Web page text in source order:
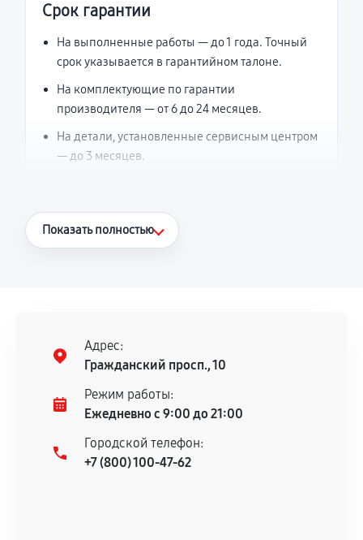
Срок гарантии
На выполненные работы — до 1 года. Точный
срок указывается в гарантийном талоне.
На комплектующие по гарантии
производителя — от 6 до 24 месяцев.
На детали, установленные сервисным центром
— до 3 месяцев.
Что считается гарантийным случаем
нормальной эксплуатации в течение
гарантийного срока.
Несоответствие комплектующей заявленным
техническим характеристикам.
Документы для подтверждения
Показать полностью
Адрес:
Гражданский просп., 10
Режим работы:
Ежедневно с 9:00 до 21:00
Городской телефон:
+7 (800) 100-47-62